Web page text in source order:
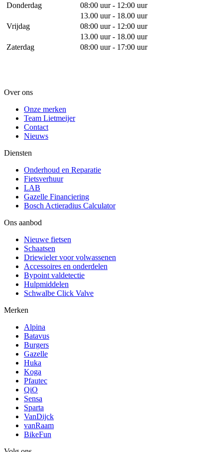
Donderdag
08:00 uur - 12:00 uur
13.00 uur - 18.00 uur
Vrijdag
08:00 uur - 12:00 uur
13.00 uur - 18.00 uur
Zaterdag
08:00 uur - 17:00 uur
Over ons
Onze merken
Team Lietmeijer
Contact
Nieuws
Diensten
Onderhoud en Reparatie
Fietsverhuur
LAB
Gazelle Financiering
Bosch Actieradius Calculator
Ons aanbod
Nieuwe fietsen
Schaatsen
Driewieler voor volwassenen
Accessoires en onderdelen
Bypoint valdetectie
Hulpmiddelen
Schwalbe Click Valve
Merken
Alpina
Batavus
Burgers
Gazelle
Huka
Koga
Pfautec
QiO
Sensa
Sparta
VanDijck
vanRaam
BikeFun